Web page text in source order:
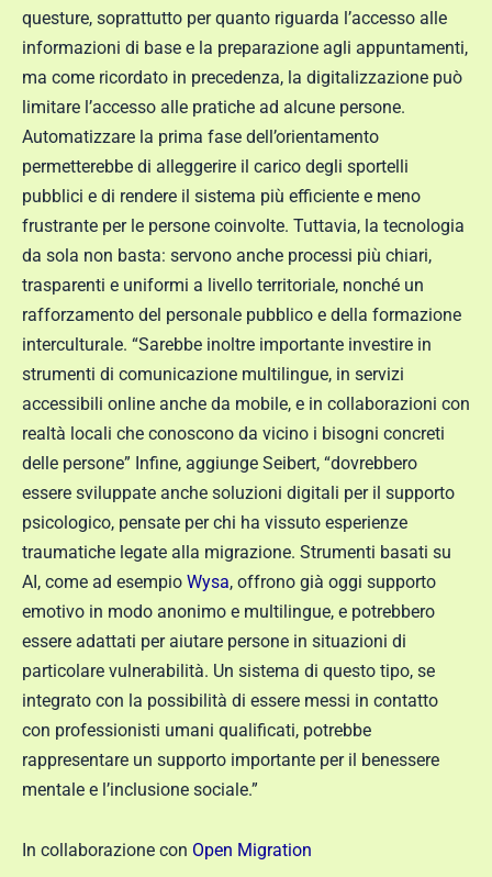
questure, soprattutto per quanto riguarda l’accesso alle
informazioni di base e la preparazione agli appuntamenti,
ma come ricordato in precedenza, la digitalizzazione può
limitare l’accesso alle pratiche ad alcune persone.
Automatizzare la prima fase dell’orientamento
permetterebbe di alleggerire il carico degli sportelli
pubblici e di rendere il sistema più efficiente e meno
frustrante per le persone coinvolte. Tuttavia, la tecnologia
da sola non basta: servono anche processi più chiari,
trasparenti e uniformi a livello territoriale, nonché un
rafforzamento del personale pubblico e della formazione
interculturale. “Sarebbe inoltre importante investire in
strumenti di comunicazione multilingue, in servizi
accessibili online anche da mobile, e in collaborazioni con
realtà locali che conoscono da vicino i bisogni concreti
delle persone” Infine, aggiunge Seibert, “dovrebbero
essere sviluppate anche soluzioni digitali per il supporto
psicologico, pensate per chi ha vissuto esperienze
traumatiche legate alla migrazione. Strumenti basati su
AI, come ad esempio Wysa, offrono già oggi supporto
emotivo in modo anonimo e multilingue, e potrebbero
essere adattati per aiutare persone in situazioni di
particolare vulnerabilità. Un sistema di questo tipo, se
integrato con la possibilità di essere messi in contatto
con professionisti umani qualificati, potrebbe
rappresentare un supporto importante per il benessere
mentale e l’inclusione sociale.”
In collaborazione con Open Migration